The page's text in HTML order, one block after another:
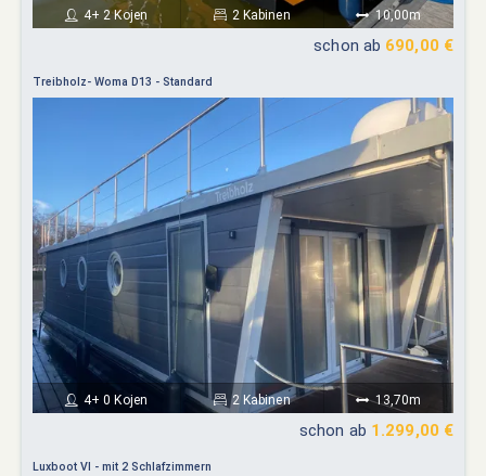
4+ 2 Kojen 2 Kabinen 10,00m
schon ab 690,00 €
Treibholz- Woma D13 - Standard
4+ 0 Kojen 2 Kabinen 13,70m
schon ab 1.299,00 €
Luxboot VI - mit 2 Schlafzimmern